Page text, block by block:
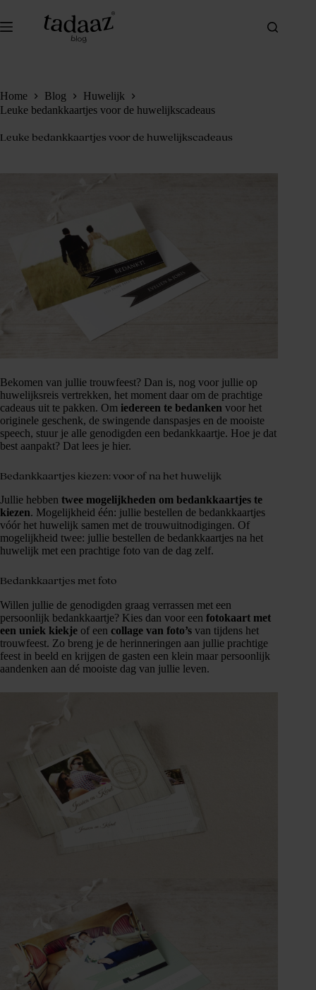
de
Home Blog
Huwelijk
Leuke bedankkaartjes voor de huwelijkscadeaus
Leuke bedankkaartjes voor de huwelijkscadeaus
Bekomen van jullie trouwfeest? Dan is, nog voor jullie op
huwelijksreis vertrekken, het moment daar om de prachtige
cadeaus uit te pakken. Om iedereen te bedanken voor het
originele geschenk, de swingende danspasjes en de mooiste
speech, stuur je alle genodigden een bedankkaartje. Hoe je dat
best aanpakt? Dat lees je hier.
Bedankkaartjes kiezen: voor of na het huwelijk
Jullie hebben twee mogelijkheden om bedankkaartjes te
kiezen. Mogelijkheid één: jullie bestellen de bedankkaartjes
vóór het huwelijk samen met de trouwuitnodigingen. Of
mogelijkheid twee: jullie bestellen de bedankkaartjes na het
huwelijk met een prachtige foto van de dag zelf.
Bedankkaartjes met foto
Willen jullie de genodigden graag verrassen met een
persoonlijk bedankkaartje? Kies dan voor een fotokaart met
een uniek kiekje of een collage van foto’s van tijdens het
trouwfeest. Zo breng je de herinneringen aan jullie prachtige
feest in beeld en krijgen de gasten een klein maar persoonlijk
aandenken aan dé mooiste dag van jullie leven.